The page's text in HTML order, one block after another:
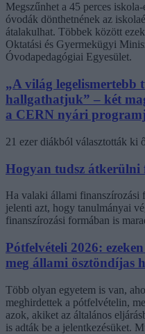
Megszűnhet a 45 perces
óvodák dönthetnének az
átalakulhat. Többek között
Oktatási és Gyermekügyi
Óvodapedagógiai Egyesület.
„A világ legelismertebb
hallgathatjuk” – két
a CERN nyári
21 ezer diákból választották ki
Hogyan tudsz átkerülni
Ha valaki állami finanszírozási
jelenti azt, hogy tanulmányai
finanszírozási formában is
Pótfelvételi 2026:
meg állami ösztöndíjas
Több olyan egyetem is van,
meghirdettek a pótfelvételin,
azok, akiket az általános
is adták be a jelentkezésüket.